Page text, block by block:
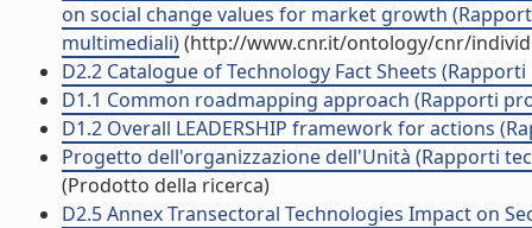
on social change values for market growth
multimediali)(http://www.cnr.it/ontology/cnr/
D2.2 Catalogue of Technology Fact Sheets
D1.1 Common roadmapping approach (Rapporti
D1.2 Overall LEADERSHIP framework for actions
Progetto dell'organizzazione dell'Unità (Rapporti
(Prodotto della ricerca)
D2.5 Annex Transectoral Technologies Impact on